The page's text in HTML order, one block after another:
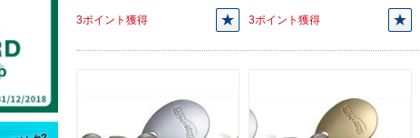
3ポイント獲得 3ポイント獲得